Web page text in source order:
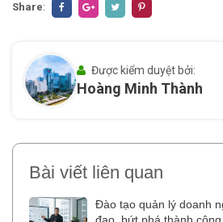
Share:
Được kiểm duyệt bởi:
Hoàng Minh Thành
Bài viết liên quan
Đào tạo quản lý doanh